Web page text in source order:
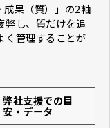
果（質）」の2軸
弊し、質だけを追
く管理することが
弊社支援での目
安・データ